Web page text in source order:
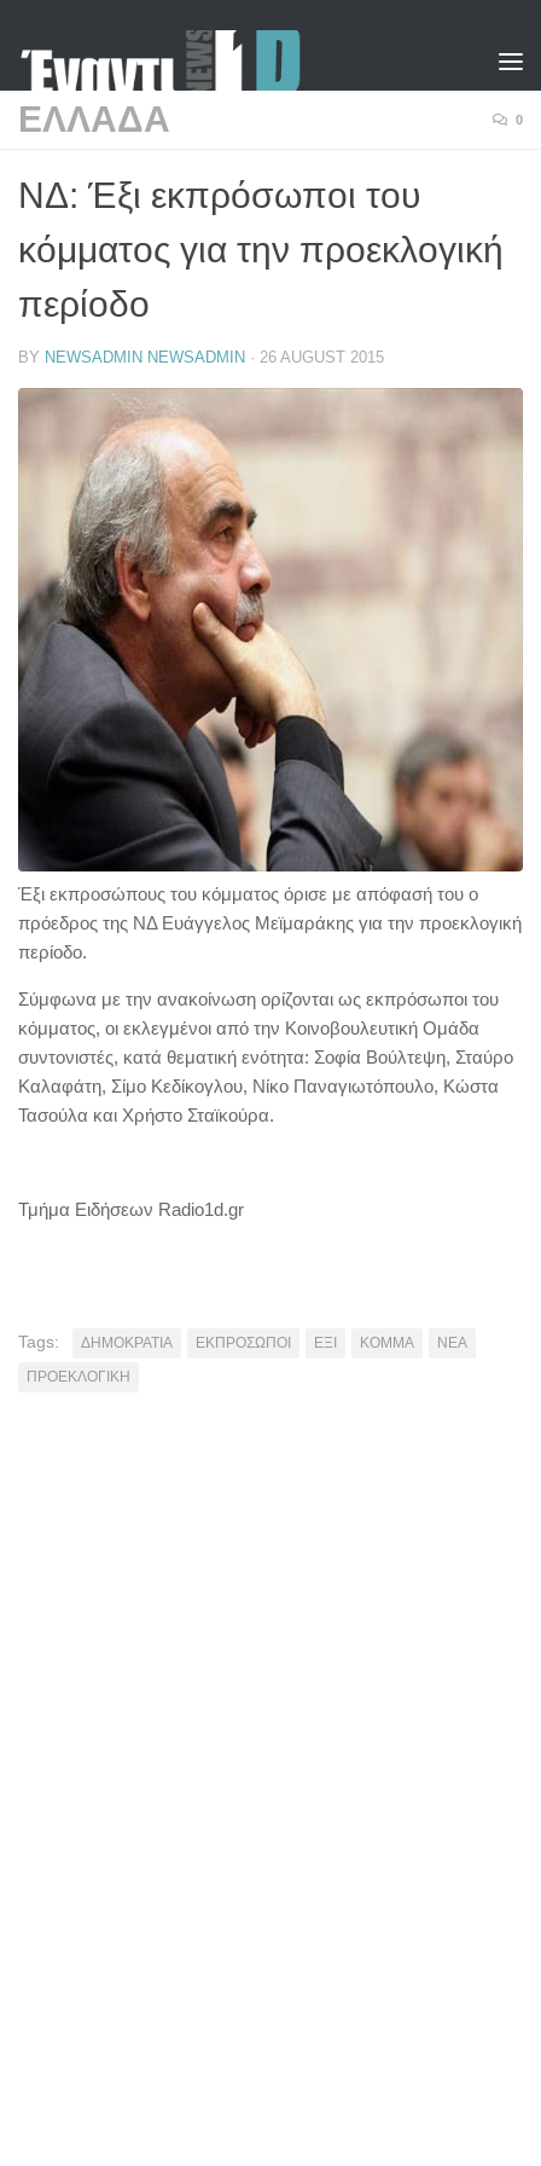
ΕΛΛΑΔΑ 0
ΝΔ: Έξι εκπρόσωποι του
κόμματος για την προεκλογική
περίοδο
BY NEWSADMIN NEWSADMIN · 26 AUGUST 2015
Έξι εκπροσώπους του κόμματος όρισε με απόφασή του ο
πρόεδρος της ΝΔ Ευάγγελος Μεϊμαράκης για την προεκλογική
περίοδο.
Σύμφωνα με την ανακοίνωση ορίζονται ως εκπρόσωποι του
κόμματος, οι εκλεγμένοι από την Κοινοβουλευτική Ομάδα
συντονιστές, κατά θεματική ενότητα: Σοφία Βούλτεψη, Σταύρο
Καλαφάτη, Σίμο Κεδίκογλου, Νίκο Παναγιωτόπουλο, Κώστα
Τασούλα και Χρήστο Σταϊκούρα.
Τμήμα Ειδήσεων Radio1d.gr
Tags: ΔΗΜΟΚΡΑΤΙΑ ΕΚΠΡΟΣΩΠΟΙ ΕΞΙ ΚΟΜΜΑ
ΝΕΑ
ΠΡΟΕΚΛΟΓΙΚΗ